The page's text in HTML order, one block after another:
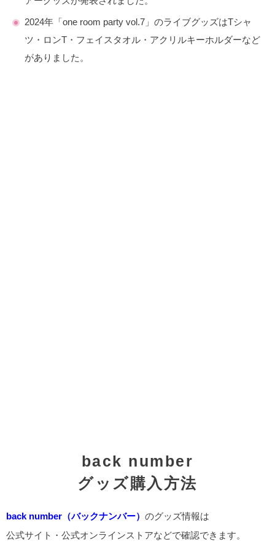
2024年「one room party vol.7」のライブグッズはTシャ
ツ・ロンT・フェイスタオル・アクリルキーホルダーなど
がありました。
back number
グッズ購入方法
back number（バックナンバー） のグッズ情報は
公式サイト・公式オンラインストアなどで確認できます。